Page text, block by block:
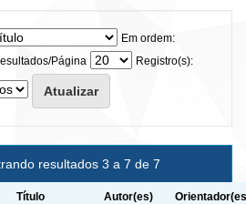
Em ordem:
Página
Registro(s):
resultados 3 a 7 de 7
Título Autor(es)